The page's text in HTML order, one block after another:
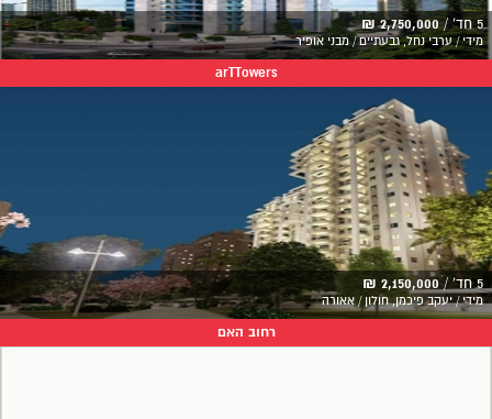
5 חד' / 2,750,000 ₪
מידי / ערבי נחל, גבעתיים / מבני אופיר
arTTowers
5 חד' / 2,150,000 ₪
מידי / יעקב פיכמן, חולון / אאורה
רחוב האם